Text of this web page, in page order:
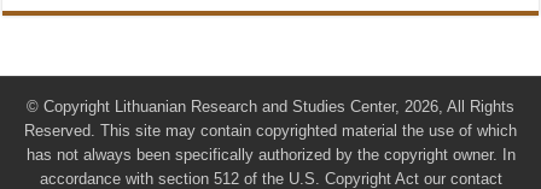
© Copyright Lithuanian Research and Studies Center, 2026, All Rights
Reserved. This site may contain copyrighted material the use of which
has not always been specifically authorized by the copyright owner. In
accordance with section 512 of the U.S. Copyright Act our contact